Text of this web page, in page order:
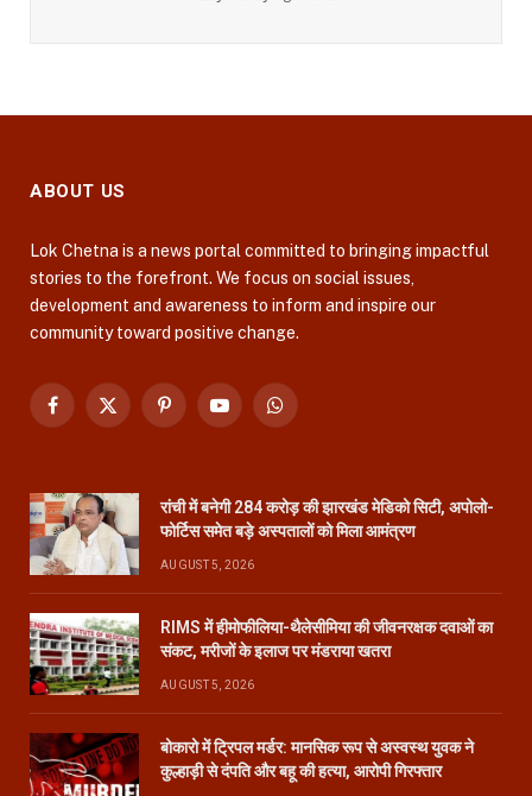
ABOUT US
Lok Chetna is a news portal committed to bringing impactful
stories to the forefront. We focus on social issues,
development and awareness to inform and inspire our
community toward positive change.
Facebook
X
PinterestYouTubeWhatsApp
रांची में बनेगी 284 करोड़ की झारखंड मेडिको सिटी, अपोलो-
फोर्टिस समेत बड़े अस्पतालों को मिला आमंत्रण
AUGUST 5, 2026
RIMS में हीमोफीलिया-थैलेसीमिया की जीवनरक्षक दवाओं का
संकट, मरीजों के इलाज पर मंडराया खतरा
AUGUST 5, 2026
बोकारो में ट्रिपल मर्डर: मानसिक रूप से अस्वस्थ युवक ने
कुल्हाड़ी से दंपति और बहू की हत्या, आरोपी गिरफ्तार